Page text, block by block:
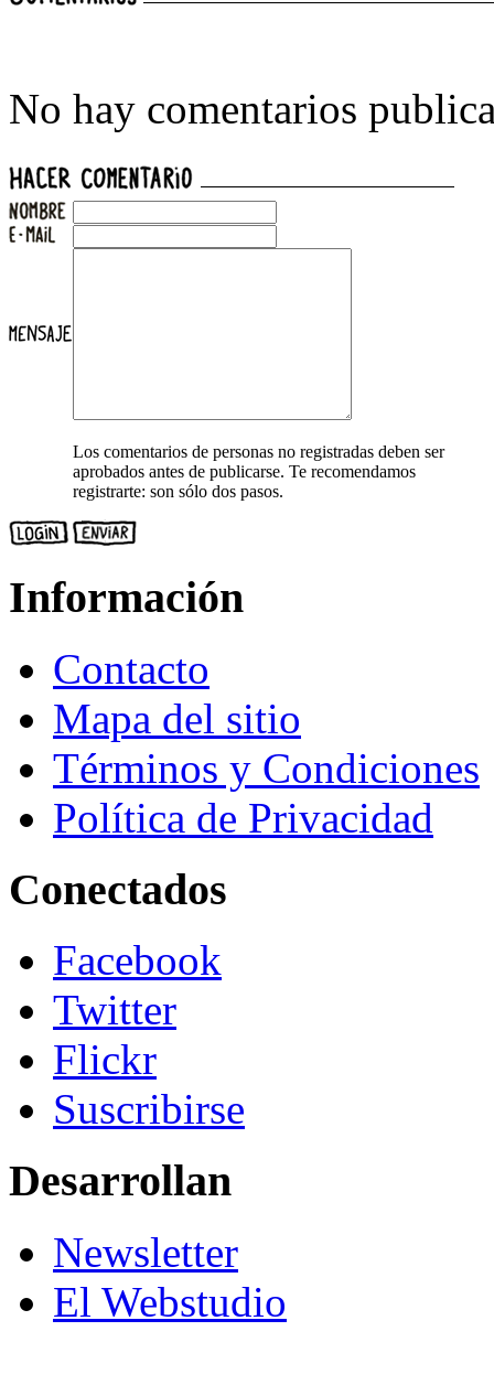
No hay comentarios
Los comentarios de personas no registradas deben ser
aprobados antes de publicarse. Te recomendamos
registrarte: son sólo dos pasos.
Información
Contacto
Mapa del sitio
Términos y Condiciones
Política de Privacidad
Conectados
Facebook
Twitter
Flickr
Suscribirse
Desarrollan
Newsletter
El Webstudio